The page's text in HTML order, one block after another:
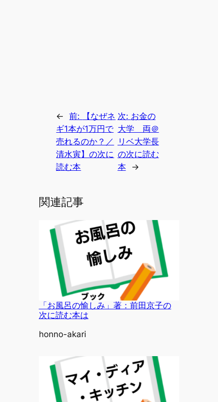
← 前:
【なぜネ
ギ1本が1万円で
売れるのか？／
清水寅】の次に
読む本
次: お金の
大学 両＠
リベ大学長
の次に読む
本
→
関連記事
「お風呂の愉しみ」著：前田京子の
次に読む本は
投稿者
honno-akari